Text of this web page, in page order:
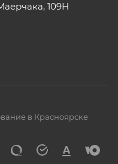
109Н
в Красноярске